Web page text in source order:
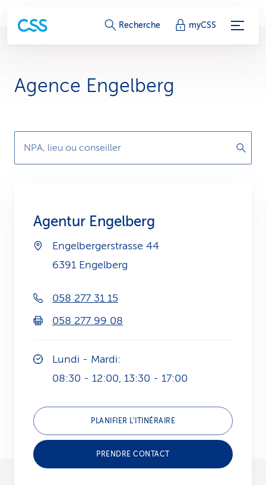
L
n
d
e
e
v
c
e
Recherche myCSS
Agence Engelberg
NPA, lieu ou conseiller
Agentur Engelberg
Engelbergerstrasse 44
6391 Engelberg
058 277 31 15
058 277 99 08
Lundi - Mardi:
08:30 - 12:00, 13:30 - 17:00
PLANIFIER L’ITINÉRAIRE
PRENDRE CONTACT